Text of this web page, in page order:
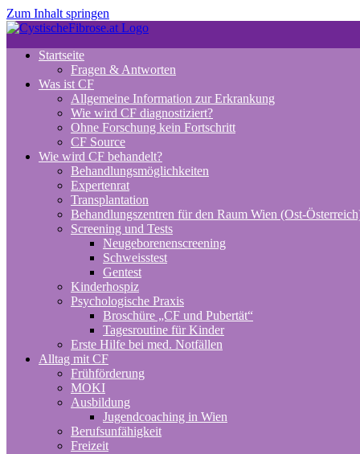
Zum Inhalt springen
Startseite
Fragen & Antworten
Was ist CF
Allgemeine Information zur Erkrankung
Wie wird CF diagnostiziert?
Ohne Forschung kein Fortschritt
CF Source
Wie wird CF behandelt?
Behandlungsmöglichkeiten
Expertenrat
Transplantation
Behandlungszentren für den Raum Wien (Ost-
Screening und Tests
Neugeborenenscreening
Schweisstest
Gentest
Kinderhospiz
Psychologische Praxis
Broschüre „CF und Pubertät“
Tagesroutine für Kinder
Erste Hilfe bei med. Notfällen
Alltag mit CF
Frühförderung
MOKI
Ausbildung
Jugendcoaching in Wien
Berufsunfähigkeit
Freizeit